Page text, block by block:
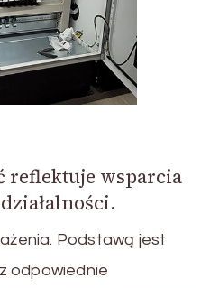
reflektuje wsparcia
Podstawą jest
odpowiednie